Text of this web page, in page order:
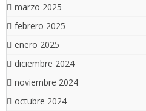
marzo 2025
febrero 2025
enero 2025
diciembre 2024
noviembre 2024
octubre 2024